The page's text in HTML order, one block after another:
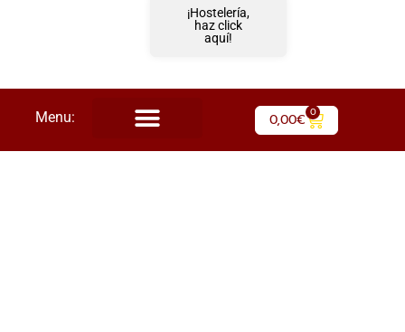
¡Hostelería,
haz click
aquí!
Menu: 0,00€ 0